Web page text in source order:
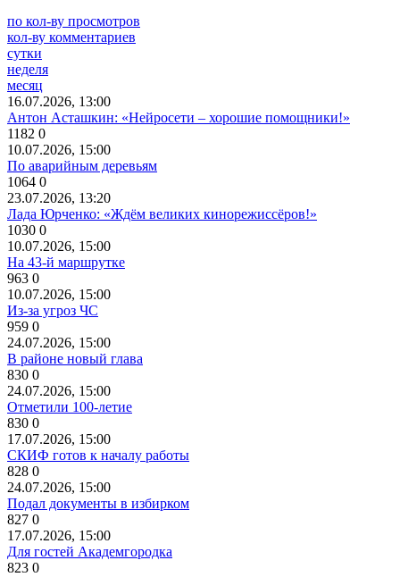
по кол-ву просмотров
кол-ву комментариев
сутки
неделя
месяц
16.07.2026, 13:00
Антон Асташкин: «Нейросети – хорошие помощники!»
1182 0
10.07.2026, 15:00
По аварийным деревьям
1064 0
23.07.2026, 13:20
Лада Юрченко: «Ждём великих кинорежиссёров!»
1030 0
10.07.2026, 15:00
На 43-й маршрутке
963 0
10.07.2026, 15:00
Из-за угроз ЧС
959 0
24.07.2026, 15:00
В районе новый глава
830 0
24.07.2026, 15:00
Отметили 100-летие
830 0
17.07.2026, 15:00
СКИФ готов к началу работы
828 0
24.07.2026, 15:00
Подал документы в избирком
827 0
17.07.2026, 15:00
Для гостей Академгородка
823 0